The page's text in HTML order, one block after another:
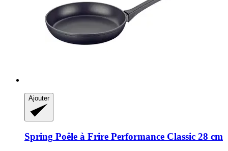
Ajouter
Spring Poêle à Frire Performance Classic 28 cm